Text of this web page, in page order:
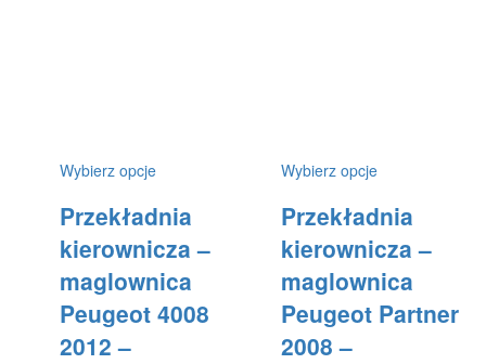
Wybierz opcjeTen
ma
wariantów.
Opcje
wybrać
Przekładnia
kierownicza –
maglownica
Peugeot 4008
2012 –
Wybierz opcjeTen
ma
wariantów.
Opcje
wybrać
Przekładnia
kierownicza –
maglownica
Peugeot Partner
2008 –